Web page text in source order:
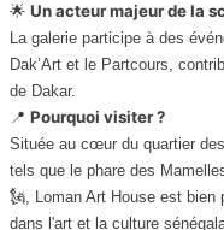
🌟 Un acteur majeur de la
La galerie participe à des
Dak’Art et le Partcours,
de Dakar.
📍 Pourquoi visiter ?
Située au cœur du quartier
tels que le phare des
🗽, Loman Art House est bien
dans l'art et la culture